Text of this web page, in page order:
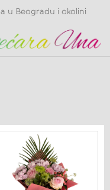
u Beogradu i okolini